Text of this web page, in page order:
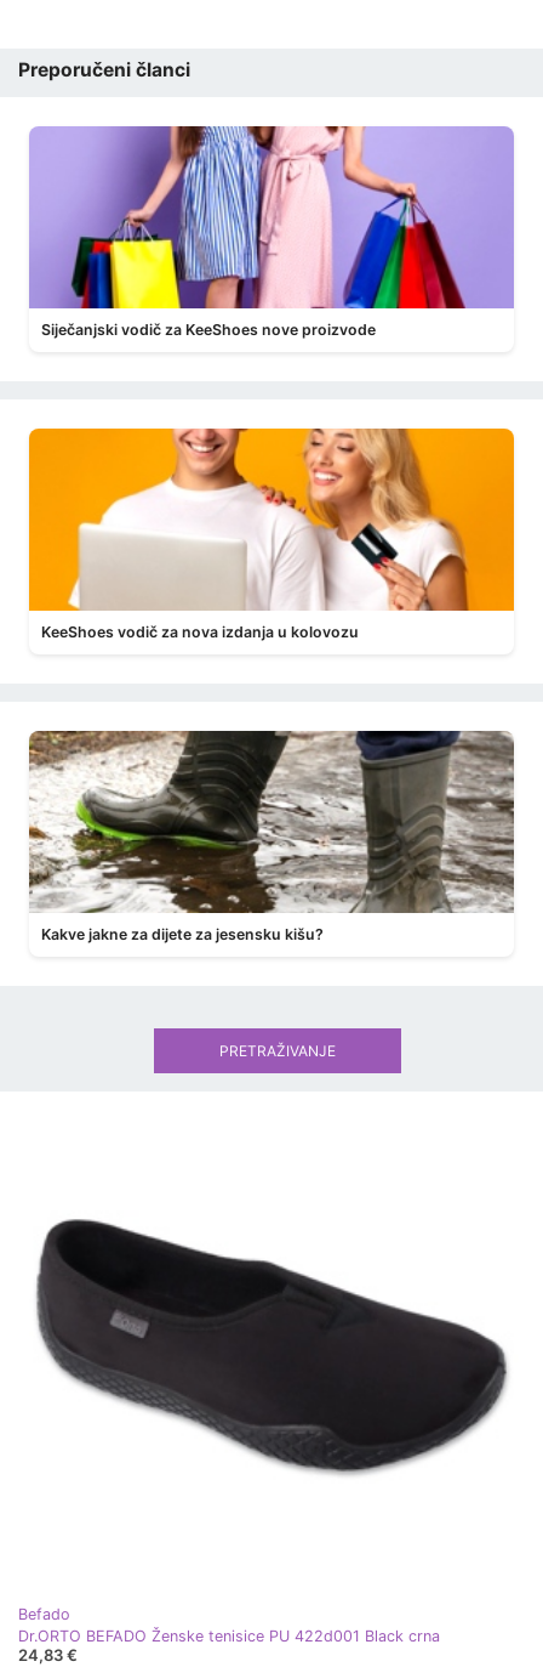
Preporučeni članci
Siječanjski vodič za KeeShoes nove proizvode
KeeShoes vodič za nova izdanja u kolovozu
Kakve jakne za dijete za jesensku kišu?
Befado
Dr.ORTO BEFADO Ženske tenisice PU 422d001 Black crna
24,83 €
PRETRAŽIVANJE